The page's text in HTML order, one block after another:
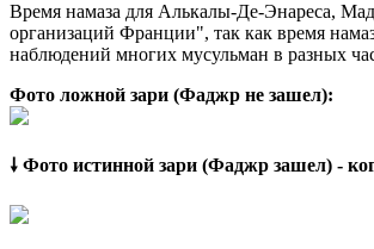
Время намаза для Алькалы-Де-Энареса,
организаций Франции", так как время
наблюдений многих мусульман в разных
Фото ложной зари (Фаджр не зашел):
🠗 Фото истинной зари (Фаджр зашел) -